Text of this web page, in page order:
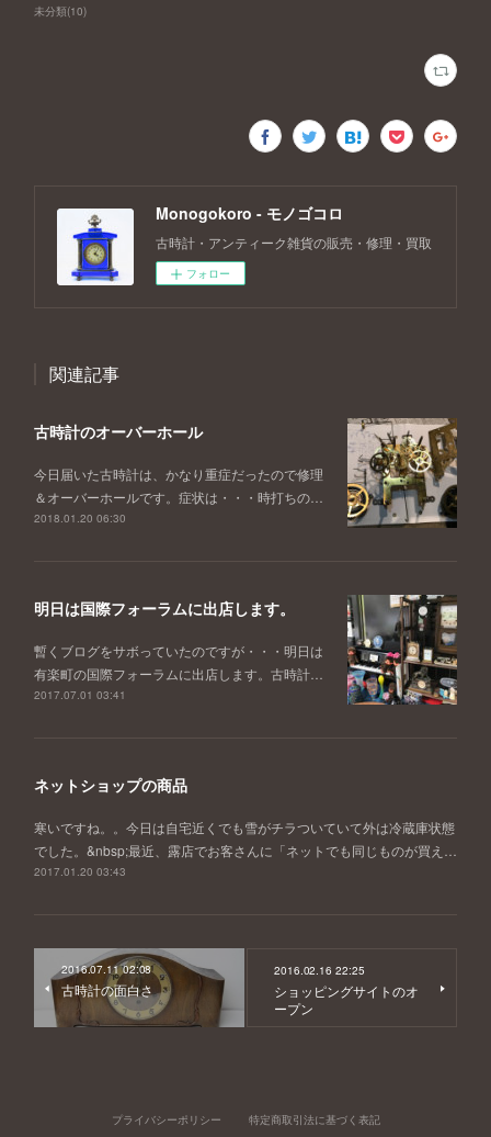
未分類(10)
Monogokoro - モノゴコロ
古時計・アンティーク雑貨の販売・修理・買取
フォロー
関連記事
古時計のオーバーホール
今日届いた古時計は、かなり重症だったので修理
＆オーバーホールです。症状は・・・時打ちの…
2018.01.20 06:30
明日は国際フォーラムに出店します。
暫くブログをサボっていたのですが・・・明日は
有楽町の国際フォーラムに出店します。古時計…
2017.07.01 03:41
ネットショップの商品
寒いですね。。今日は自宅近くでも雪がチラついていて外は冷蔵庫状態
でした。&nbsp;最近、露店でお客さんに「ネットでも同じものが買え…
2017.01.20 03:43
2016.07.11 02:08
古時計の面白さ
2016.02.16 22:25
ショッピングサイトのオ
ープン
プライバシーポリシー 特定商取引法に基づく表記